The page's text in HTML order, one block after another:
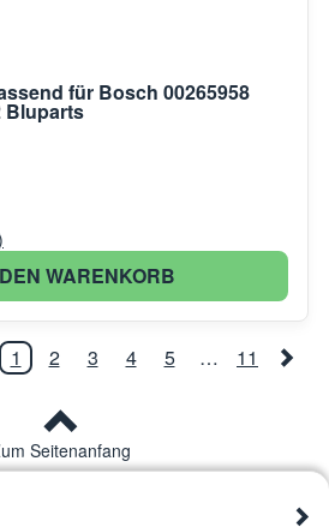
für Bosch 00265958
Bluparts
WARENKORB
1 2 3 4 5 … 11
Seitenanfang